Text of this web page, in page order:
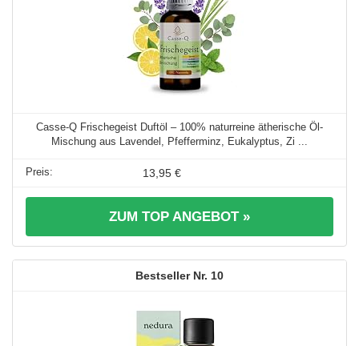
Casse-Q Frischegeist Duftöl – 100% naturreine ätherische Öl-
Mischung aus Lavendel, Pfefferminz, Eukalyptus, Zi ...
13,95 €
ZUM TOP ANGEBOT »
10